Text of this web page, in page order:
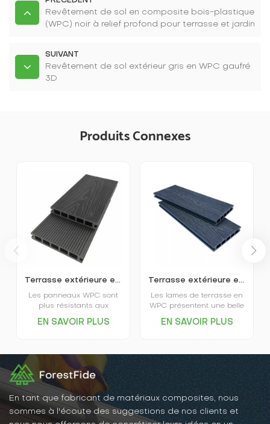
Revêtement de sol en composite bois-plastique
(WPC) noir à relief profond pour terrasse et jardin
SUIVANT
Revêtement de sol extérieur gris en WPC gaufré
3D
Produits Connexes
Terrasse extérieure en plastique imitation bois en relief 3D
Les panneaux WPC sont
plus résistants aux
stables ; ils ne se
pas affectés par les
termites, la pourriture ou
d’autres problèmes liés au
soleil et à la pluie. Ainsi,
les panneaux WPC
conservent longtemps leur
EN SAVOIR PLUS
Terrasse extérieure en WPC gaufré, respectueuse de l'environnement
Les lames de terrasse en
WPC présentent une belle
uniforme, ne se décolorent
EN SAVOIR PLUS
En tant que fabricant de matériaux composites, nous
sommes à l'écoute des suggestions de nos clients et